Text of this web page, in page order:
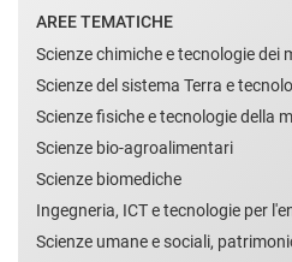
AREE TEMATICHE
Scienze chimiche e tecnologie dei
Scienze del sistema Terra e
Scienze fisiche e tecnologie della
Scienze bio-agroalimentari
Scienze biomediche
Ingegneria, ICT e tecnologie per
Scienze umane e sociali,